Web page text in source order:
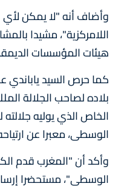
وأضاف أنه "لا يمكن لأي
اللامركزية"، مشيدا
هيئات المؤسسات
كما حرص السيد ياباندي
بلاده لصاحب الجلالة
الخاص الذي يوليه
الوسطى، معبرا عن
وأكد أن "المغرب قدم
الوسطى"، مستحضرا